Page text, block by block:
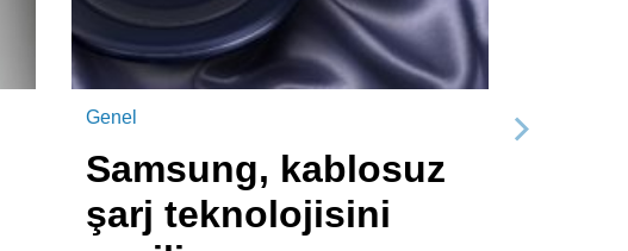
Genel
Samsung, kablosuz
şarj teknolojisini
Sonraki